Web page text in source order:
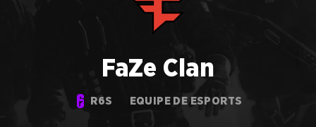
FaZe Clan
R6S EQUIPE DE ESPORTS